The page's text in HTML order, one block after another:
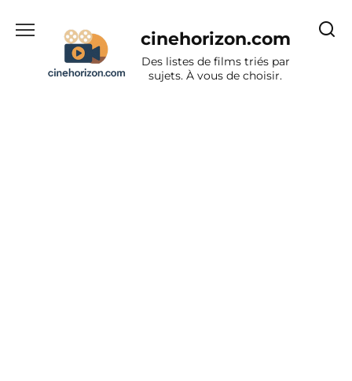
cinehorizon.com
Des listes de films triés par
sujets. À vous de choisir.